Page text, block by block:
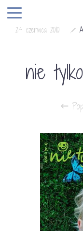
24 czerwca 2010
nie